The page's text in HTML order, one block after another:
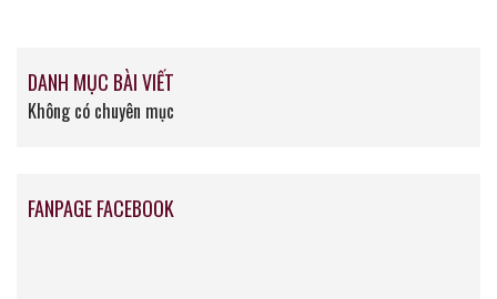
DANH MỤC BÀI VIẾT
Không có chuyên mục
FANPAGE FACEBOOK